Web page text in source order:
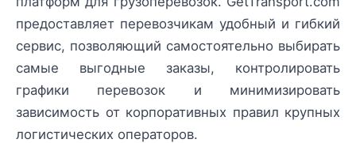
предоставляет перевозчикам удобный и гибкий
сервис, позволяющий самостоятельно выбирать
самые выгодные заказы, контролировать
графики перевозок и минимизировать
зависимость от корпоративных правил крупных
логистических операторов.